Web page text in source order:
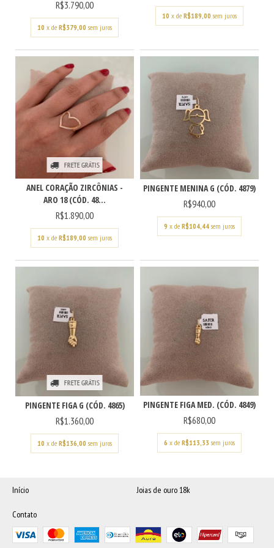
R$3.790,00
10 x de R$379,00 sem juros
10 x de R$189,00 sem juros
FRETE GRÁTIS
ANEL CORAÇÃO ZIRCÔNIAS -
ARO 18 (CÓD. 48...
R$1.890,00
10 x de R$189,00 sem juros
PINGENTE MENINA G (CÓD. 4879)
R$940,00
9 x de R$104,44 sem juros
FRETE GRÁTIS
PINGENTE FIGA G (CÓD. 4865)
R$1.360,00
10 x de R$136,00 sem juros
PINGENTE FIGA MED. (CÓD. 4849)
R$680,00
6 x de R$113,33 sem juros
Início Joias de ouro 18k
Contato